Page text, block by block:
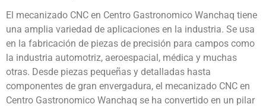
El mecanizado CNC en Centro Gastronomico Wanchaq tiene
una amplia variedad de aplicaciones en la industria. Se usa
en la fabricación de piezas de precisión para campos como
la industria automotriz, aeroespacial, médica y muchas
otras. Desde piezas pequeñas y detalladas hasta
componentes de gran envergadura, el mecanizado CNC en
Centro Gastronomico Wanchaq se ha convertido en un pilar